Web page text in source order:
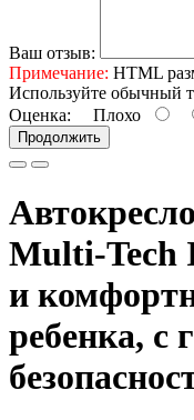
Ваш отзыв:
Примечание: HTML
Используйте обычный
Оценка: Плохо
Продолжить
Multi-Tech
и
ребенка, с